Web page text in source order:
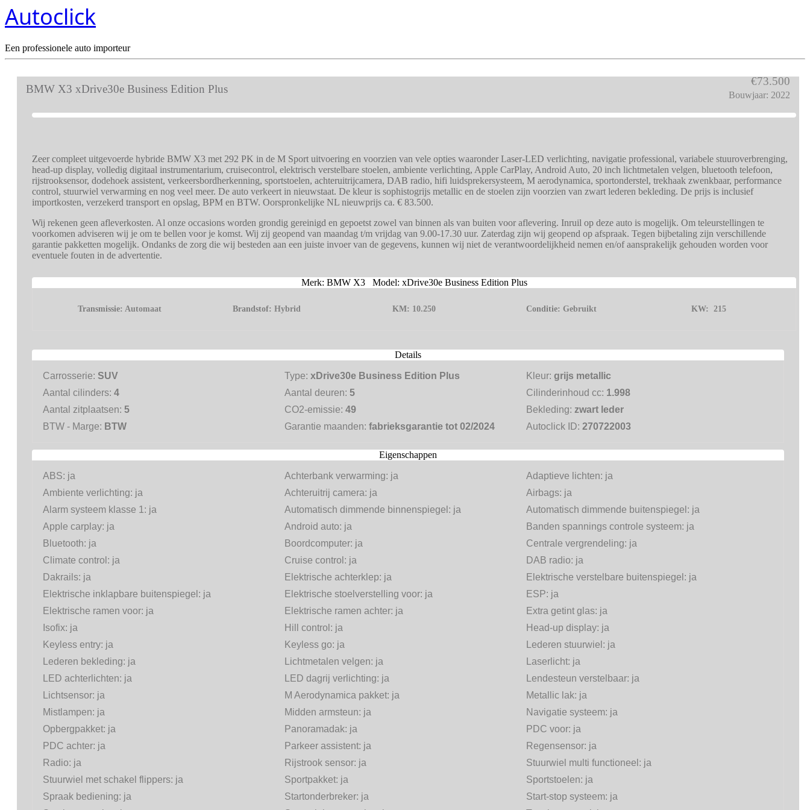
Autoclick
Een professionele auto importeur
BMW X3 xDrive30e Business Edition Plus
€73.500
Bouwjaar: 2022
Zeer compleet uitgevoerde hybride BMW X3 met 292 PK in de M Sport uitvoering en voorzien van vele opties waaronder Laser-LED verlichting, navigatie professional, variabele stuuroverbrenging,
head-up display, volledig digitaal instrumentarium, cruisecontrol, elektrisch verstelbare stoelen, ambiente verlichting, Apple CarPlay, Android Auto, 20 inch lichtmetalen velgen, bluetooth telefoon,
rijstrooksensor, dodehoek assistent, verkeersbordherkenning, sportstoelen, achteruitrijcamera, DAB radio, hifi luidsprekersysteem, M aerodynamica, sportonderstel, trekhaak zwenkbaar, performance
control, stuurwiel verwarming en nog veel meer. De auto verkeert in nieuwstaat. De kleur is sophistogrijs metallic en de stoelen zijn voorzien van zwart lederen bekleding. De prijs is inclusief
importkosten, verzekerd transport en opslag, BPM en BTW. Oorspronkelijke NL nieuwprijs ca. € 83.500.
Wij rekenen geen afleverkosten. Al onze occasions worden grondig gereinigd en gepoetst zowel van binnen als van buiten voor aflevering. Inruil op deze auto is mogelijk. Om teleurstellingen te
voorkomen adviseren wij je om te bellen voor je komst. Wij zij geopend van maandag t/m vrijdag van 9.00-17.30 uur. Zaterdag zijn wij geopend op afspraak. Tegen bijbetaling zijn verschillende
garantie pakketten mogelijk. Ondanks de zorg die wij besteden aan een juiste invoer van de gegevens, kunnen wij niet de verantwoordelijkheid nemen en/of aansprakelijk gehouden worden voor
eventuele fouten in de advertentie.
Merk: BMW X3 Model: xDrive30e Business Edition Plus
Transmissie: Automaat Brandstof:Hybrid KM: 10.250 Conditie: Gebruikt KW: 215
Details
Carrosserie: SUV Type:xDrive30e Business Edition Plus Kleur:grijs metallic
Aantal cilinders: 4 Aantal deuren:5 Cilinderinhoud cc: 1.998
Aantal zitplaatsen: 5 CO2-emissie:49 Bekleding:zwart leder
BTW - Marge: BTW Garantie maanden:fabrieksgarantie tot 02/2024 Autoclick ID:270722003
Eigenschappen
ABS: ja Achterbank verwarming: ja Adaptieve lichten: ja
Ambiente verlichting: ja Achteruitrij camera: ja Airbags: ja
Alarm systeem klasse 1: ja Automatisch dimmende binnenspiegel: ja Automatisch dimmende buitenspiegel: ja
Apple carplay: ja Android auto: ja Banden spannings controle systeem: ja
Bluetooth: ja Boordcomputer: ja Centrale vergrendeling: ja
Climate control: ja Cruise control: ja DAB radio: ja
Dakrails: ja Elektrische achterklep: ja Elektrische verstelbare buitenspiegel: ja
Elektrische inklapbare buitenspiegel: ja Elektrische stoelverstelling voor: ja ESP: ja
Elektrische ramen voor: ja Elektrische ramen achter: ja Extra getint glas: ja
Isofix: ja Hill control: ja Head-up display: ja
Keyless entry: ja Keyless go: ja Lederen stuurwiel: ja
Lederen bekleding: ja Lichtmetalen velgen: ja Laserlicht: ja
LED achterlichten: ja LED dagrij verlichting: ja Lendesteun verstelbaar: ja
Lichtsensor: ja M Aerodynamica pakket: ja Metallic lak: ja
Mistlampen: ja Midden armsteun: ja Navigatie systeem: ja
Opbergpakket: ja Panoramadak: ja PDC voor: ja
PDC achter: ja Parkeer assistent: ja Regensensor: ja
Radio: ja Rijstrook sensor: ja Stuurwiel multi functioneel: ja
Stuurwiel met schakel flippers: ja Sportpakket: ja Sportstoelen: ja
Spraak bediening: ja Startonderbreker: ja Start-stop systeem: ja